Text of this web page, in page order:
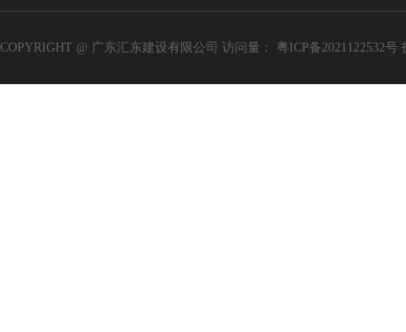
COPYRIGHT @ 广东汇东建设有限公司 访问量： 粤ICP备2021122532号